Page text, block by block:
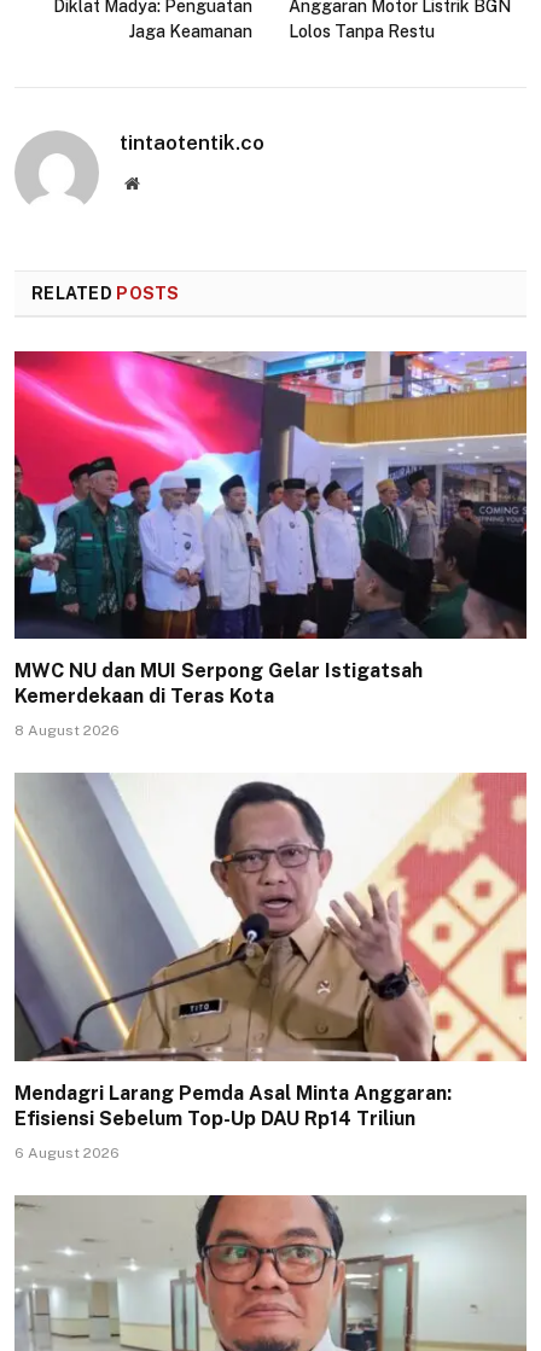
Diklat Madya: Penguatan
Jaga Keamanan
Anggaran Motor Listrik BGN
Lolos Tanpa Restu
tintaotentik.co
Website
RELATED POSTS
MWC NU dan MUI Serpong Gelar Istigatsah
Kemerdekaan di Teras Kota
8 August 2026
Mendagri Larang Pemda Asal Minta Anggaran:
Efisiensi Sebelum Top-Up DAU Rp14 Triliun
6 August 2026